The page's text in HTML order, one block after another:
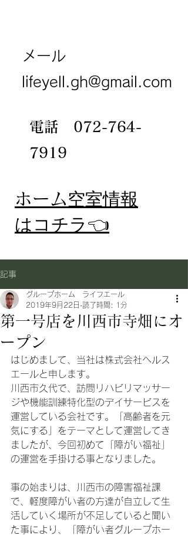
メール
lifeyell.gh@gmail.com
電話 072-764-
7919
​ホーム空室情報
​はコチラ👈
記事
第一号店を川西市寺畑にオ
ープン
グループホーム ライフエール
2019年9月22日 読了時間: 1分
はじめまして、当社は株式会社ヘルス
エールと申します。
川西市久代で、訪問リハビリマッサー
ジや機能訓練特化型のデイサービスを
運営している会社です。「高齢者を元
気にする」をテーマとして運営してき
ましたが、今回初めて「障がい福祉」
の運営を手掛ける事となりました。
事の始まりは、川西市の障害福祉課
で、軽度障がい者の方達が自立して生
活していく場所が不足していると聞い
た事により、「障がい者グループホー